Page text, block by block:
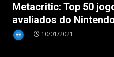
Metacritic: Top 50
avaliados do
10/01/2021